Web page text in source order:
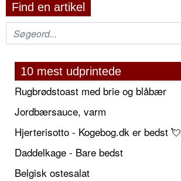
Find en artikel
10 mest udprintede
Rugbrødstoast med brie og blåbær
Jordbærsauce, varm
Hjerterisotto - Kogebog.dk er bedst 💘
Daddelkage - Bare bedst
Belgisk ostesalat